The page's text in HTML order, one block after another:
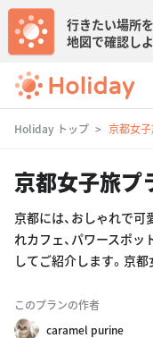
行きたい場所を
地図で確認し
Holiday トップ 京都女
京都女子旅プ
京都には、おしゃれで
れカフェ、パワースポッ
してご紹介します。京
このプランの作者
caramel purine